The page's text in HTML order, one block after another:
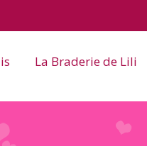
La Braderie de Lili